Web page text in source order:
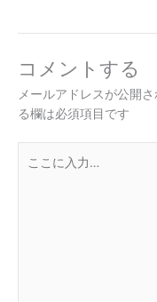
コメントする
メールアドレスが公開
る欄は必須項目です